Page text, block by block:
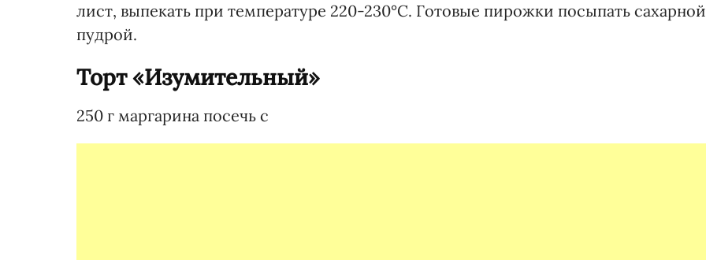
лист, выпекать при температуре 220-230°С. Готовые пирожки посыпать сахарной
пудрой.
Торт «Изумительный»
250 г маргарина посечь с